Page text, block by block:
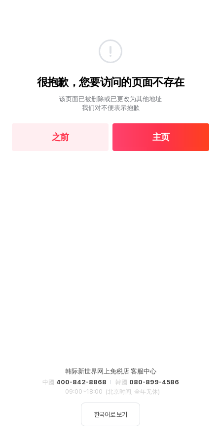
很抱歉，您要访问的页面不存在
该页面已被删除或已更改为其他地址
我们对不便表示抱歉
之前 主页
韩际新世界网上免税店 客服中心
中國 400-842-8868 韓國 080-899-4586
09:00~18:00 (北京时间, 全年无休)
한국어로 보기